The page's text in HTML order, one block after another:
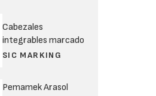
Cabezales
integrables marcado
SIC MARKING
Pemamek Arasol